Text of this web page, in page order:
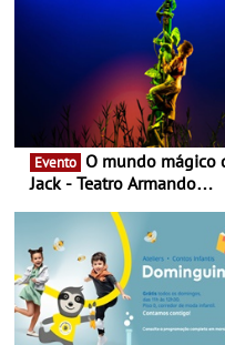
Evento
Jack - Teatro Armando